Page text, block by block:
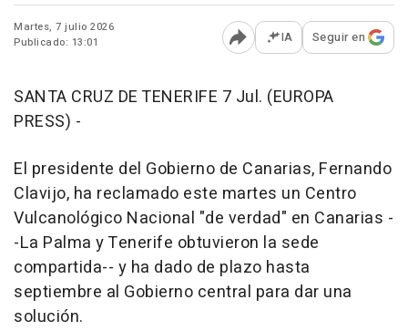
Martes, 7 julio 2026
Publicado: 13:01
Abrir opciones para
IA Seguir en
SANTA CRUZ DE TENERIFE 7 Jul. (EUROPA
PRESS) -
El presidente del Gobierno de Canarias, Fernando
Clavijo, ha reclamado este martes un Centro
Vulcanológico Nacional "de verdad" en Canarias -
-La Palma y Tenerife obtuvieron la sede
compartida-- y ha dado de plazo hasta
septiembre al Gobierno central para dar una
solución.